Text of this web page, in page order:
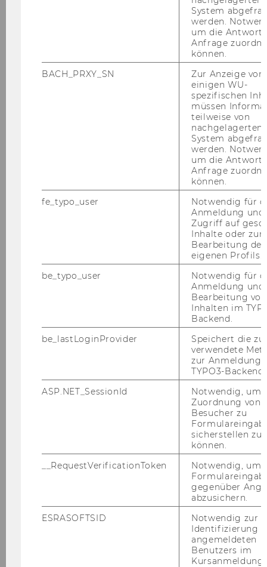
ÖRK Fachtagung Klagenfurt
"freiwilligenpolitik.mitgestalten.jetzt"
Konferenz "Social Impact Vouchers as a Tool
for Social Innovation on the Labour Market"
BAWO Fachtagung
System
werden.
um die Antwort
Anfrage
können.
BACH_PRXY_SN
Zur Anzeige von
einigen WU-
spezifischen
müssen
teilweise von
nachgelagerten
System
werden.
um die Antwort
Anfrage
können.
fe_typo_user
Notwendig für
Anmeldung und
Zugriff auf
Inhalte oder zur
Bearbeitung des
eigenen Profils.
be_typo_user
Notwendig für
Anmeldung und
Bearbeitung von
Inhalten im
Backend.
be_lastLoginProvider
Speichert die
verwendete
zur Anmeldung
TYPO3-Backend.
ASP.NET_SessionId
Notwendig, um
Zuordnung von
Besucher zu
sicherstellen zu
können.
__RequestVerificationToken
Notwendig, um
gegenüber
abzusichern.
ESRASOFTSID
Notwendig zur
Identifizierung
angemeldeten
Benutzers im